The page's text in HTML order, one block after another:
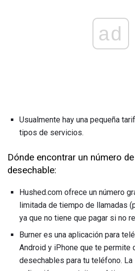
ad
Usualmente hay una pequeña
tipos de servicios.
Dónde encontrar un número
desechable:
Hushed.com ofrece un número
limitada de tiempo de llamadas
ya que no tiene que pagar si no
Burner es una aplicación para
Android y iPhone que te permite
desechables para tu teléfono.